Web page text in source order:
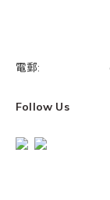
電郵:
Follow Us